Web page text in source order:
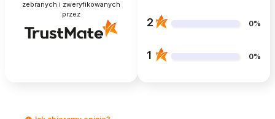
zebranych i zweryfikowanych
przez
2 0%
1 0%